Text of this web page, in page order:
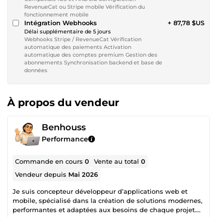
RevenueCat ou Stripe mobile Vérification du
fonctionnement mobile
Intégration Webhooks
Délai supplémentaire de 5 jours
Webhooks Stripe / RevenueCat Vérification
automatique des paiements Activation
automatique des comptes premium Gestion des
abonnements Synchronisation backend et base de
données
+ 87,78 $US
À propos du vendeur
Benhouss
Performance
Commande en cours0 Vente au total0
Vendeur depuis Mai 2026
Je suis concepteur développeur d’applications web et
mobile, spécialisé dans la création de solutions modernes,
performantes et adaptées aux besoins de chaque projet.